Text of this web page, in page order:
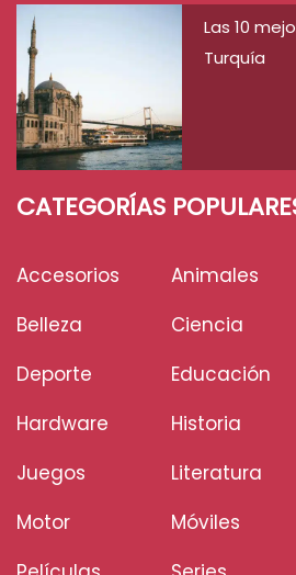
Las 10
Turquía
CATEGORÍAS
Accesorios Animales
Belleza
Ciencia
Deporte
Educación
Hardware
Historia
Juegos
Literatura
Motor
Móviles